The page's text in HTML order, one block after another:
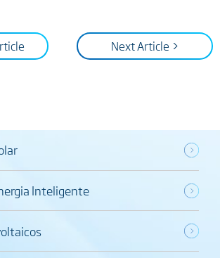
Next Article >
Inteligente